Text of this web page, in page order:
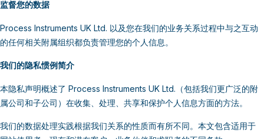
监督您的数据
Process Instruments UK Ltd. 以及您在我们的业务关系过程中与之互动
的任何相关附属组织都负责管理您的个人信息。
我们的隐私惯例简介
本隐私声明概述了 Process Instruments UK Ltd.（包括我们更广泛的附
属公司和子公司）在收集、处理、共享和保护个人信息方面的方法。
我们的数据处理实践根据我们关系的性质而有所不同。本文包含适用于